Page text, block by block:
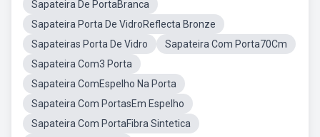
Sapateira De PortaBranca
Sapateira Porta De VidroReflecta Bronze
Sapateiras Porta De Vidro
Sapateira Com Porta70Cm
Sapateira Com3 Porta
Sapateira ComEspelho Na Porta
Sapateira Com PortasEm Espelho
Sapateira Com PortaFibra Sintetica